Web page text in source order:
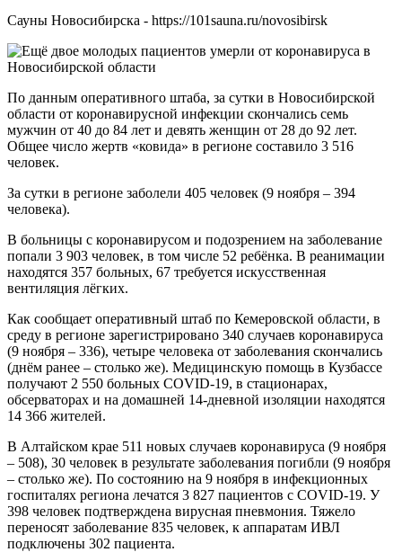
Сауны Новосибирска - https://101sauna.ru/novosibirsk
По данным оперативного штаба, за сутки в Новосибирской
области от коронавирусной инфекции скончались семь
мужчин от 40 до 84 лет и девять женщин от 28 до 92 лет.
Общее число жертв «ковида» в регионе составило 3 516
человек.
За сутки в регионе заболели 405 человек (9 ноября – 394
человека).
В больницы с коронавирусом и подозрением на заболевание
попали 3 903 человек, в том числе 52 ребёнка. В реанимации
находятся 357 больных, 67 требуется искусственная
вентиляция лёгких.
Как сообщает оперативный штаб по Кемеровской области, в
среду в регионе зарегистрировано 340 случаев коронавируса
(9 ноября – 336), четыре человека от заболевания скончались
(днём ранее – столько же). Медицинскую помощь в Кузбассе
получают 2 550 больных COVID-19, в стационарах,
обсерваторах и на домашней 14-дневной изоляции находятся
14 366 жителей.
В Алтайском крае 511 новых случаев коронавируса (9 ноября
– 508), 30 человек в результате заболевания погибли (9 ноября
– столько же). По состоянию на 9 ноября в инфекционных
госпиталях региона лечатся 3 827 пациентов с COVID-19. У
398 человек подтверждена вирусная пневмония. Тяжело
переносят заболевание 835 человек, к аппаратам ИВЛ
подключены 302 пациента.